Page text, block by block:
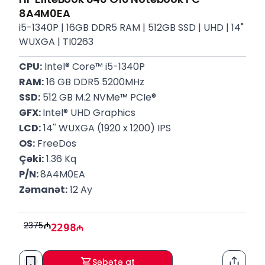
8A4M0EA
i5-1340P | 16GB DDR5 RAM | 512GB SSD | UHD | 14"
WUXGA | TI0263
CPU: Intel® Core™ i5-1340P
RAM: 16 GB DDR5 5200MHz
SSD: 512 GB M.2 NVMe™ PCIe®
GFX: Intel® UHD Graphics
LCD: 14'' WUXGA (1920 x 1200) IPS
OS: FreeDos
Çəki: 1.36 Kq
P/N: 8A4M0EA
Zəmanət: 12 Ay
2375 2298
Səbətə at